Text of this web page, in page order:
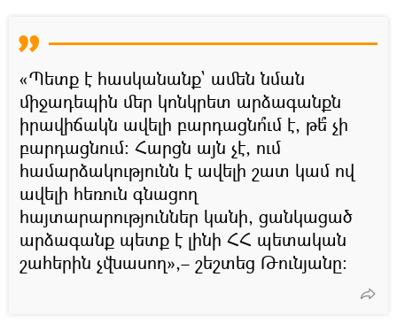
«Պետք է հասկանանք` ամեն նման
միջադեպին մեր կոնկրետ արձագանքն
իրավիճակն ավելի բարդացնո՞ւմ է, թե՞ չի
բարդացնում։ Հարցն այն չէ, ում
համարձակությունն է ավելի շատ կամ ով
ավելի հեռուն գնացող
հայտարարություններ կանի, ցանկացած
արձագանք պետք է լինի ՀՀ պետական
շահերին չվնասող»,– շեշտեց Թունյանը։